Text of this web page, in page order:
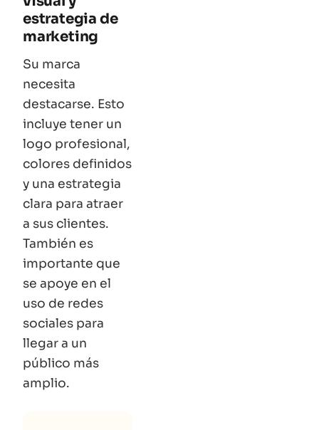
estrategia de
marketing
Su marca
necesita
destacarse. Esto
incluye tener un
logo profesional,
colores definidos
y una estrategia
clara para atraer
a sus clientes.
También es
importante que
se apoye en el
uso de redes
sociales para
llegar a un
público más
amplio.